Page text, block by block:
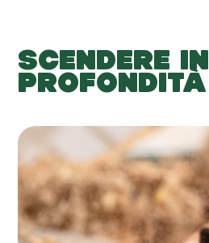
SCENDERE IN
PROFONDITÀ